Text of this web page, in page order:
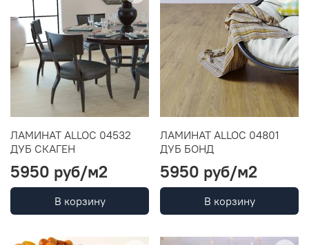
ЛАМИНАТ ALLOC 04532
ДУБ СКАГЕН
5950 руб/м2
В корзину
ЛАМИНАТ ALLOC 04801
ДУБ БОНД
5950 руб/м2
В корзину